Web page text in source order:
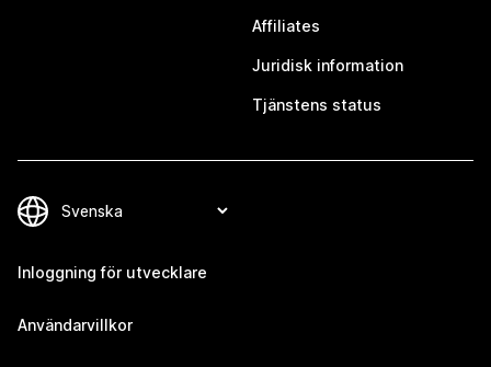
Affiliates
Juridisk information
Tjänstens status
Inloggning för utvecklare
Användarvillkor